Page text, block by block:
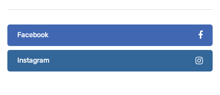
Facebook
Instagram